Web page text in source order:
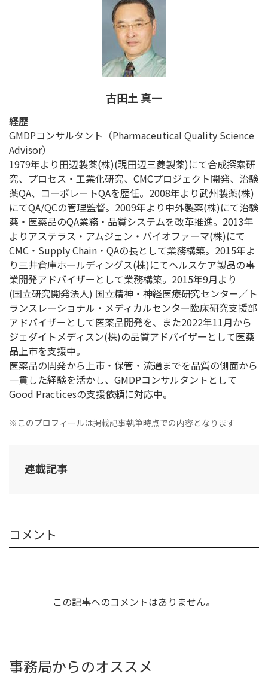
古田土 真一
経歴
GMDPコンサルタント（Pharmaceutical Quality Science
Advisor）
1979年より田辺製薬(株)(現田辺三菱製薬)にて合成探索研
究、プロセス・工業化研究、CMCプロジェクト開発、治験
薬QA、コーポレートQAを歴任。2008年より武州製薬(株)
にてQA/QCの管理監督。2009年より中外製薬(株)にて治験
薬・医薬品のQA業務・品質システムを改革推進。2013年
よりアステラス・アムジェン・バイオファーマ(株)にて
CMC・Supply Chain・QAの長として業務構築。2015年よ
り三井倉庫ホールディングス(株)にてヘルスケア製品の事
業開発アドバイザーとして業務構築。2015年9月より
(国立研究開発法人) 国立精神・神経医療研究センター／ト
ランスレーショナル・メディカルセンター臨床研究支援部
アドバイザーとして医薬品開発を、また2022年11月から
ジェダイトメディスン(株)の品質アドバイザーとして医薬
品上市を支援中。
医薬品の開発から上市・保管・流通までを品質の側面から
一貫した経験を活かし、GMDPコンサルタントとして
Good Practicesの支援依頼に対応中。
※このプロフィールは掲載記事執筆時点での内容となります
連載記事
コメント
この記事へのコメントはありません。
事務局からのオススメ